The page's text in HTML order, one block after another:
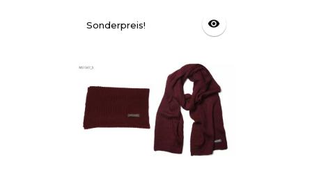
Sonderpreis! visibility